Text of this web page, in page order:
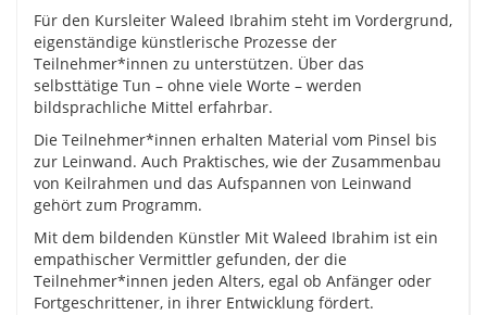
Für den Kursleiter Waleed Ibrahim steht im Vordergrund,
eigenständige künstlerische Prozesse der
Teilnehmer*innen zu unterstützen. Über das
selbsttätige Tun – ohne viele Worte – werden
bildsprachliche Mittel erfahrbar.
Die Teilnehmer*innen erhalten Material vom Pinsel bis
zur Leinwand. Auch Praktisches, wie der Zusammenbau
von Keilrahmen und das Aufspannen von Leinwand
gehört zum Programm.
Mit dem bildenden Künstler Mit Waleed Ibrahim ist ein
empathischer Vermittler gefunden, der die
Teilnehmer*innen jeden Alters, egal ob Anfänger oder
Fortgeschrittener, in ihrer Entwicklung fördert.